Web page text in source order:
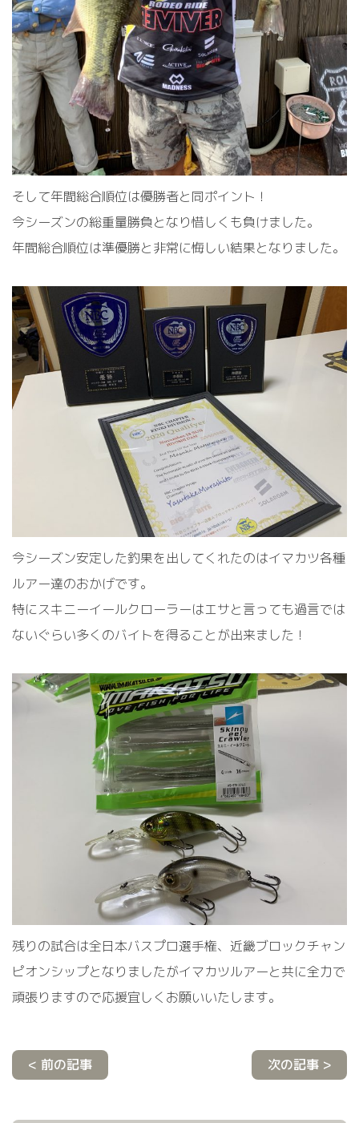
そして年間総合順位は優勝者と同ポイント！
今シーズンの総重量勝負となり惜しくも負けました。
年間総合順位は準優勝と非常に悔しい結果となりました。
今シーズン安定した釣果を出してくれたのはイマカツ各種
ルアー達のおかげです。
特にスキニーイールクローラーはエサと言っても過言では
ないぐらい多くのバイトを得ることが出来ました！
残りの試合は全日本バスプロ選手権、近畿ブロックチャン
ピオンシップとなりましたがイマカツルアーと共に全力で
頑張りますので応援宜しくお願いいたします。
< 前の記事 次の記事 >